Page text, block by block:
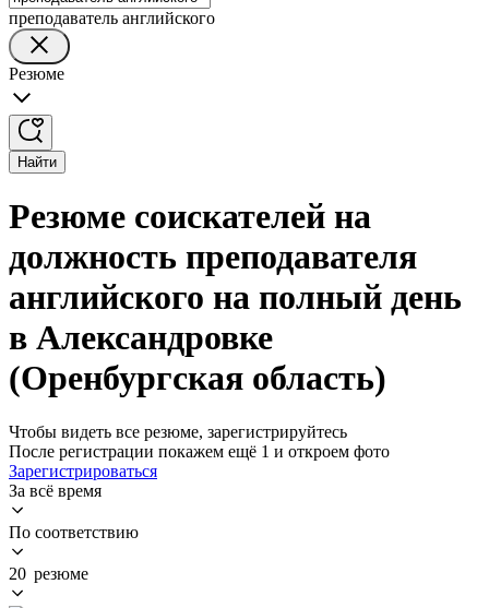
преподаватель английского
Резюме
Найти
Резюме соискателей на
должность преподавателя
английского на полный день
в Александровке
(Оренбургская область)
Чтобы видеть все резюме, зарегистрируйтесь
После регистрации покажем ещё 1 и откроем фото
Зарегистрироваться
За всё время
По соответствию
20 резюме